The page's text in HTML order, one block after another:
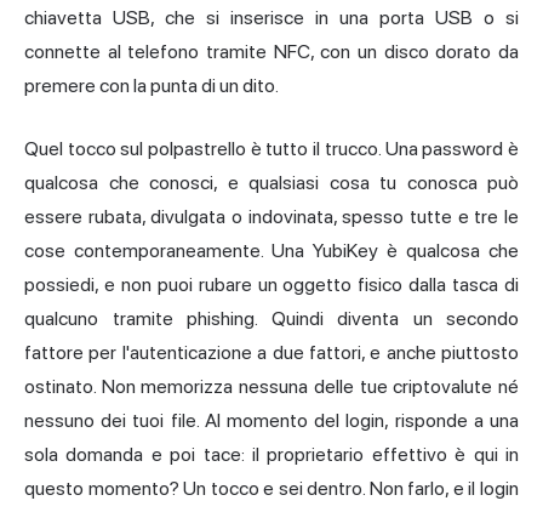
chiavetta USB, che si inserisce in una porta USB o si
connette al telefono tramite NFC, con un disco dorato da
premere con la punta di un dito.
Quel tocco sul polpastrello è tutto il trucco. Una password è
qualcosa che conosci, e qualsiasi cosa tu conosca può
essere rubata, divulgata o indovinata, spesso tutte e tre le
cose contemporaneamente. Una YubiKey è qualcosa che
possiedi, e non puoi rubare un oggetto fisico dalla tasca di
qualcuno tramite phishing. Quindi diventa un secondo
fattore per l'autenticazione a due fattori, e anche piuttosto
ostinato. Non memorizza nessuna delle tue criptovalute né
nessuno dei tuoi file. Al momento del login, risponde a una
sola domanda e poi tace: il proprietario effettivo è qui in
questo momento? Un tocco e sei dentro. Non farlo, e il login